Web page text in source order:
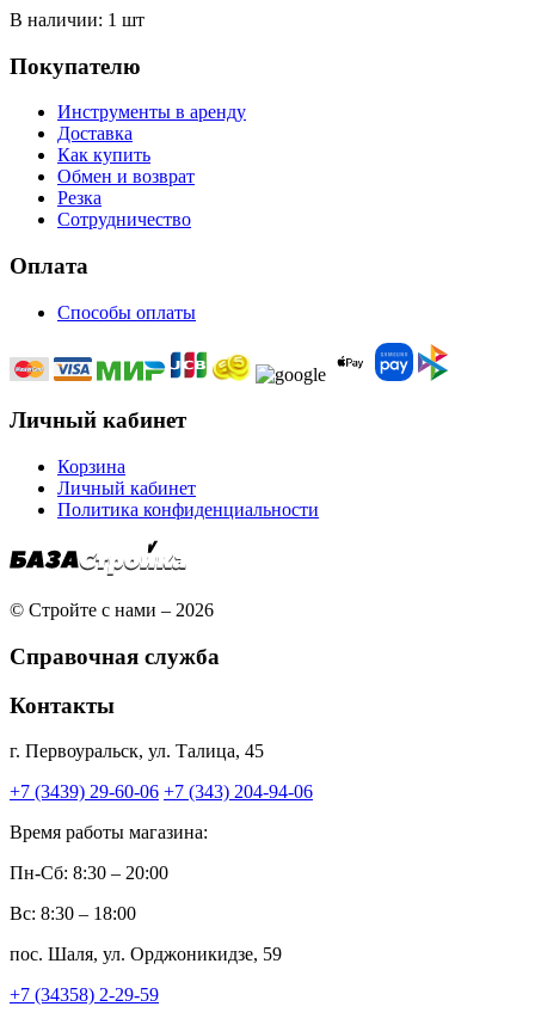
В наличии: 1 шт
Покупателю
Инструменты в аренду
Доставка
Как купить
Обмен и возврат
Резка
Сотрудничество
Оплата
Способы оплаты
Личный кабинет
Корзина
Личный кабинет
Политика конфиденциальности
© Стройте с нами – 2026
Справочная служба
Контакты
г. Первоуральск, ул. Талица, 45
+7 (3439) 29-60-06 +7 (343) 204-94-06
Время работы магазина:
Пн-Сб: 8:30 – 20:00
Вс: 8:30 – 18:00
пос. Шаля, ул. Орджоникидзе, 59
+7 (34358) 2-29-59